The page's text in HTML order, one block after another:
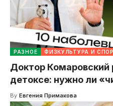
РАЗНОЕ ФИЗКУЛЬТУРА И
Доктор Комаровский
детоксе: нужно ли
By Евгения Примакова